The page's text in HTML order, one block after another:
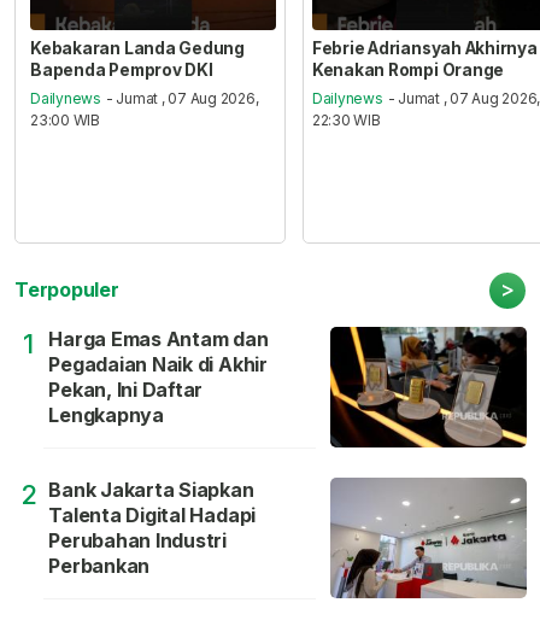
Kebakaran Landa Gedung
Bapenda Pemprov DKI
Dailynews - Jumat , 07 Aug 2026,
23:00 WIB
Febrie Adriansyah Akhirnya
Kenakan Rompi Orange
Dailynews - Jumat , 07 Aug 2026,
22:30 WIB
Terpopuler >
1
Harga Emas Antam dan
Pegadaian Naik di Akhir
Pekan, Ini Daftar
Lengkapnya
2 Bank Jakarta Siapkan
Talenta Digital Hadapi
Perubahan Industri
Perbankan